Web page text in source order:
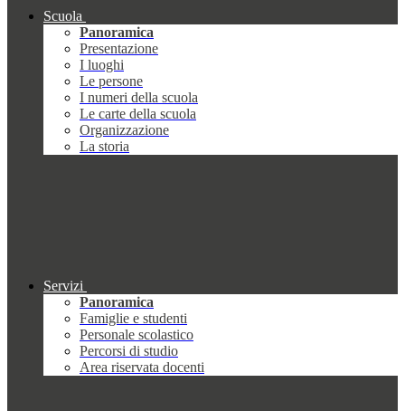
Scuola
Panoramica
Presentazione
I luoghi
Le persone
I numeri della scuola
Le carte della scuola
Organizzazione
La storia
Servizi
Panoramica
Famiglie e studenti
Personale scolastico
Percorsi di studio
Area riservata docenti